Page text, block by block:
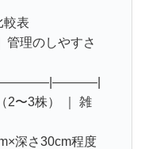
較表
管理のしやすさ
2〜3株） ｜ 雑
深さ30cm程度